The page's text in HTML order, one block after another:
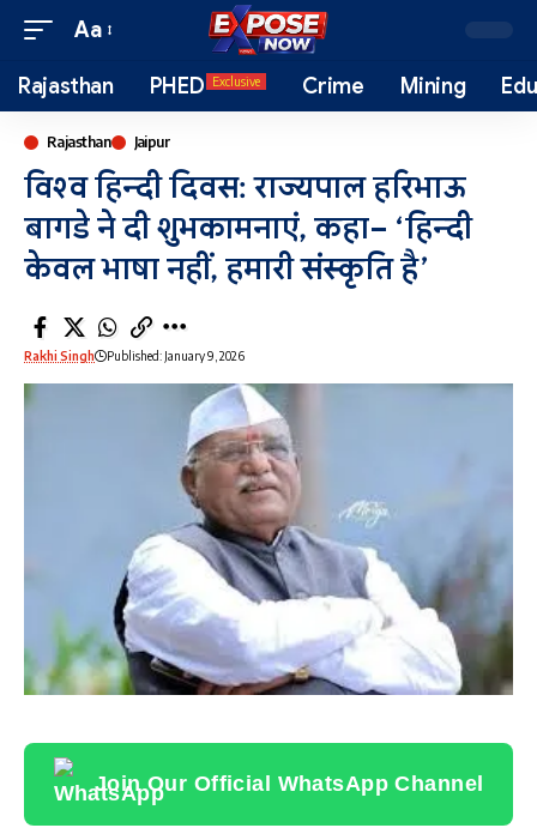
Aa
Rajasthan PHED Exclusive Crime Mining
Rajasthan Jaipur
विश्व हिन्दी दिवस: राज्यपाल हरिभाऊ
बागडे ने दी शुभकामनाएं, कहा– ‘हिन्दी
केवल भाषा नहीं, हमारी संस्कृति है’
Rakhi Singh Published: January 9, 2026
Join Our Official WhatsApp Channel